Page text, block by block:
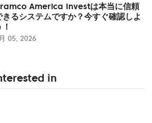
America Investは本当に信頼
きるシステムですか？今すぐ確認しよ
05, 2026
in